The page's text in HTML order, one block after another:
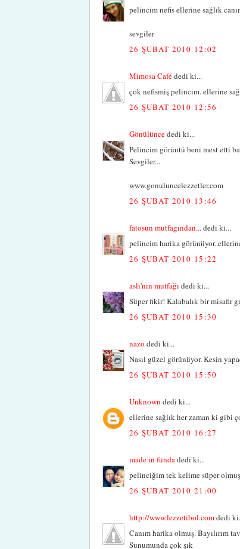
pelincim nefis ellerine sağlık
sevgiler
26 ŞUBAT 2010 12:02
Mimosa Cafédedi ki...
çok nefismiş pelincim. ellerine
26 ŞUBAT 2010 12:56
Gönülüncededi ki...
Pelincim görüntü beni mest etti
Sevgiler...
www.gonuluncelezzetler.com
26 ŞUBAT 2010 13:46
fatosun mutfagından... dedi ki...
pelincim harika
26 ŞUBAT 2010 15:22
aslı'nın mutfağı dedi ki...
Süper fikir! Kalabalık bir misafir
26 ŞUBAT 2010 15:30
nazo dedi ki...
Nasıl güzel görünüyor. Kesin
26 ŞUBAT 2010 15:50
Unknown dedi ki...
ellerine sağlık her zaman ki gibi
26 ŞUBAT 2010 16:27
made in funda dedi ki...
pelinciğim tek kelime süper
26 ŞUBAT 2010 21:00
http://www.lezzetibol.comdedi
Canım harika olmuş. Bayılırım
Sunumunda çok şık